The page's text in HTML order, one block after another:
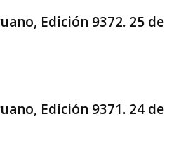
Edición 9372. 25 de
Edición 9371. 24 de